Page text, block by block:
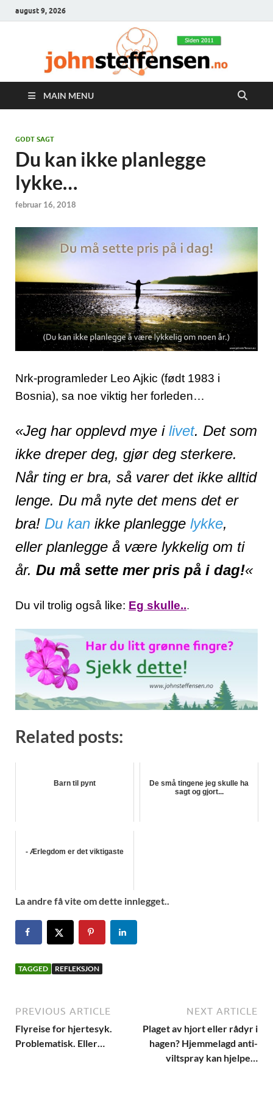
august 9, 2026
MAIN MENU
GODT SAGT
Du kan ikke planlegge
lykke…
februar 16, 2018
Nrk-programleder Leo Ajkic (født 1983 i
Bosnia), sa noe viktig her forleden…
«Jeg har opplevd mye i livet. Det som
ikke dreper deg, gjør deg sterkere.
Når ting er bra, så varer det ikke alltid
lenge. Du må nyte det mens det er
bra! Du kan ikke planlegge lykke,
eller planlegge å være lykkelig om ti
år. Du må sette mer pris på i dag!«
Du vil trolig også like: Eg skulle...
Related posts:
Barn til pynt
De små tingene jeg skulle ha
sagt og gjort...
- Ærlegdom er det viktigaste
La andre få vite om dette innlegget..
TAGGED REFLEKSJON
PREVIOUS ARTICLE
Flyreise for hjertesyk.
Problematisk. Eller…
NEXT ARTICLE
Plaget av hjort eller rådyr i
hagen? Hjemmelagd anti-
viltspray kan hjelpe…